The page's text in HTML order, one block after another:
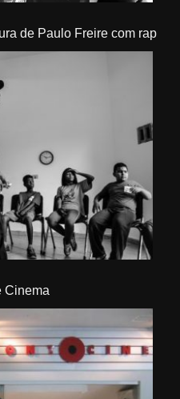
de Paulo Freire com rap
Cinema